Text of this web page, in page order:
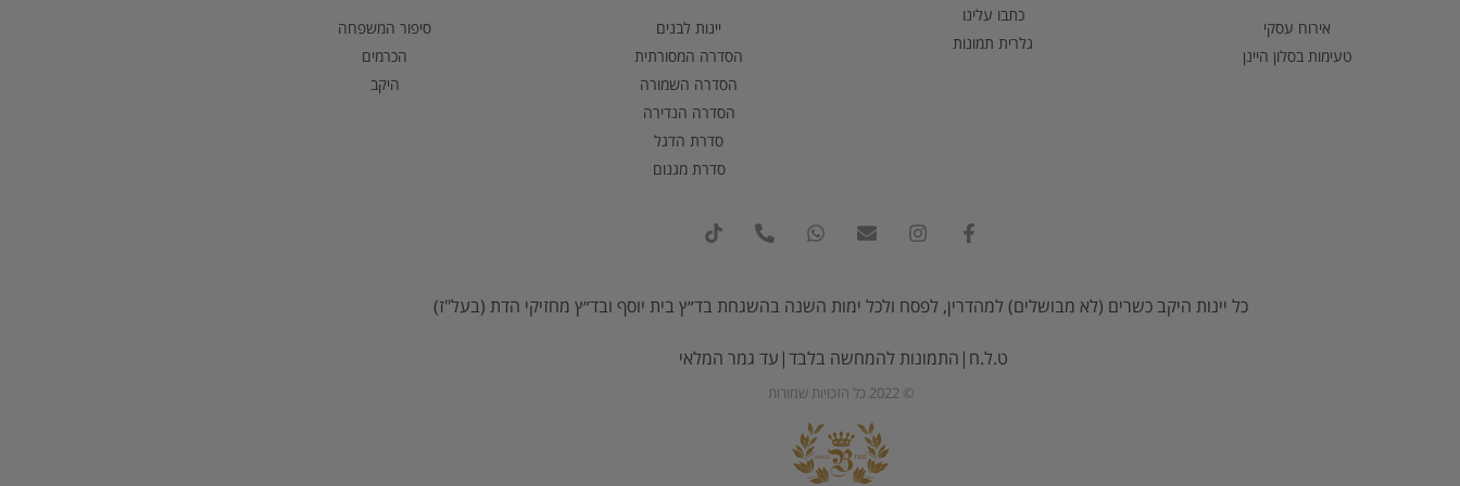
אירוח עסקי
טעימות בסלון היינן
כתבו עלינו
גלרית תמונות
יינות לבנים
הסדרה המסורתית
הסדרה השמורה
הסדרה הנדירה
סדרת הדגל
סדרת מגנום
סיפור המשפחה
הכרמים
היקב
כל יינות היקב כשרים (לא מבושלים) למהדרין, לפסח ולכל ימות השנה בהשגחת בד״ץ בית יוסף ובד״ץ מחזיקי הדת (בעל"ז)
ט.ל.ח|התמונות להמחשה בלבד|עד גמר המלאי
© 2022 כל הזכויות שמורות